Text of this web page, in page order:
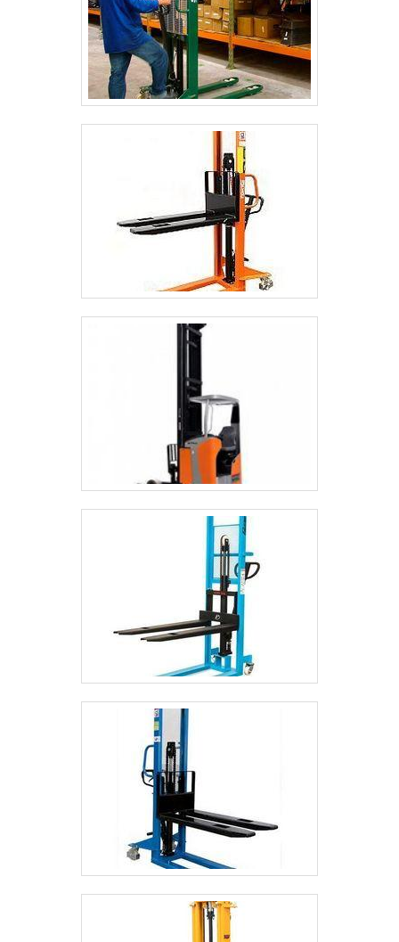
profissionais com vasta experiência na
área de atuação, garante uma entrega de
excelência de ponta a ponta. Aproveite a
visita para acessar o site e saber mais
sobre a empresa, os serviços e os
produtos. .